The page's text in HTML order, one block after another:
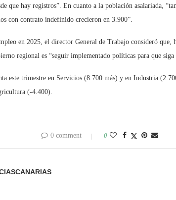
que hay registros”. En cuanto a la población asalariada,
con contrato indefinido crecieron en 3.900”.
en 2025, el director General de Trabajo consideró que,
regional es “seguir implementado políticas para que siga
este trimestre en Servicios (8.700 más) y en Industria
(-4.400).
0 comment 0